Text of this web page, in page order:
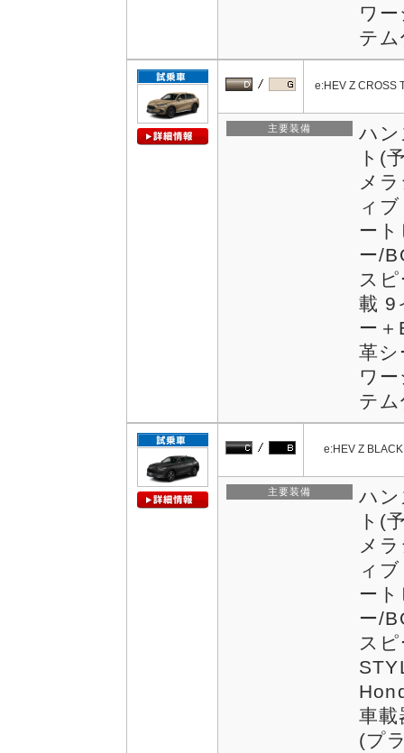
ワ
テ
e:HEV Z CROSS
主要装備
ハ
ト(
メ
ィ
ー
ー/
ス
載 9
ー
革
ワ
テ
e:HEV Z
主要装備
ハ
ト(
メ
ィ
ー
ー/
ス
車
(プ